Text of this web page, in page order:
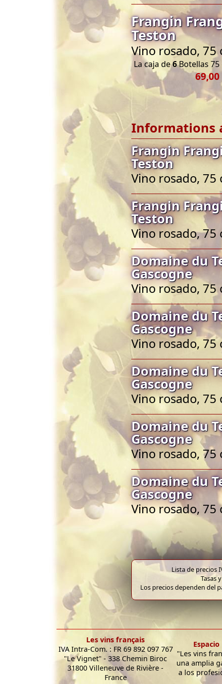
Frangin
Teston
Vino rosado, 75
La caja de6Botellas 75
69,00
Informations
Frangin
Teston
Vino rosado, 75
Frangin
Teston
Vino rosado, 75
Domaine du
Gascogne
Vino rosado, 75
Domaine du
Gascogne
Vino rosado, 75
Domaine du
Gascogne
Vino rosado, 75
Domaine du
Gascogne
Vino rosado, 75
Domaine du
Gascogne
Vino rosado, 75
Lista de precios
Tasas
Los precios dependen del
Les vins français
IVA Intra-Com. : FR 69 892 097 767
"Le Vignet" - 338 Chemin Biroc
31800 Villeneuve de Rivière -
France
"Les vins
una amplia
a los